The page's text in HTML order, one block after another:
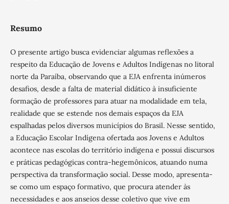
Resumo
O presente artigo busca evidenciar algumas reflexões a
respeito da Educação de Jovens e Adultos Indígenas no litoral
norte da Paraíba, observando que a EJA enfrenta inúmeros
desafios, desde a falta de material didático à insuficiente
formação de professores para atuar na modalidade em tela,
realidade que se estende nos demais espaços da EJA
espalhadas pelos diversos municípios do Brasil. Nesse sentido,
a Educação Escolar Indígena ofertada aos Jovens e Adultos
acontece nas escolas do território indígena e possui discursos
e práticas pedagógicas contra-hegemônicos, atuando numa
perspectiva da transformação social. Desse modo, apresenta-
se como um espaço formativo, que procura atender às
necessidades e aos anseios desse coletivo que vive em